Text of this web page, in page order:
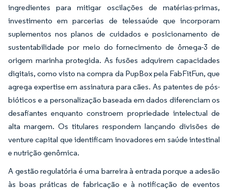
ingredientes para mitigar oscilações de matérias-primas,
investimento em parcerias de telessaúde que incorporam
suplementos nos planos de cuidados e posicionamento de
sustentabilidade por meio do fornecimento de ômega-3 de
origem marinha protegida. As fusões adquirem capacidades
digitais, como visto na compra da PupBox pela FabFitFun, que
agrega expertise em assinatura para cães. As patentes de pós-
bióticos e a personalização baseada em dados diferenciam os
desafiantes enquanto constroem propriedade intelectual de
alta margem. Os titulares respondem lançando divisões de
venture capital que identificam inovadores em saúde intestinal
e nutrição genômica.
A gestão regulatória é uma barreira à entrada porque a adesão
às boas práticas de fabricação e à notificação de eventos